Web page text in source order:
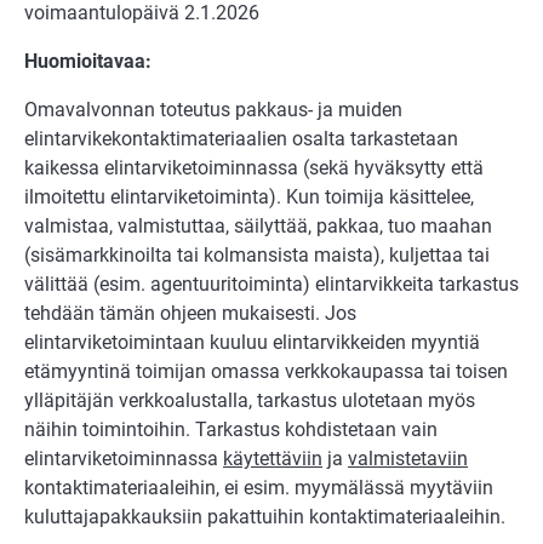
voimaantulopäivä 2.1.2026
Huomioitavaa:
Omavalvonnan toteutus pakkaus- ja muiden
elintarvikekontaktimateriaalien osalta tarkastetaan
kaikessa elintarviketoiminnassa (sekä hyväksytty että
ilmoitettu elintarviketoiminta). Kun toimija käsittelee,
valmistaa, valmistuttaa, säilyttää, pakkaa, tuo maahan
(sisämarkkinoilta tai kolmansista maista), kuljettaa tai
välittää (esim. agentuuritoiminta) elintarvikkeita tarkastus
tehdään tämän ohjeen mukaisesti. Jos
elintarviketoimintaan kuuluu elintarvikkeiden myyntiä
etämyyntinä toimijan omassa verkkokaupassa tai toisen
ylläpitäjän verkkoalustalla, tarkastus ulotetaan myös
näihin toimintoihin. Tarkastus kohdistetaan vain
elintarviketoiminnassa käytettäviin ja valmistetaviin
kontaktimateriaaleihin, ei esim. myymälässä myytäviin
kuluttajapakkauksiin pakattuihin kontaktimateriaaleihin.